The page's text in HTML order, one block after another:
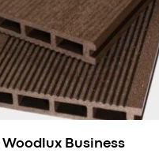
Woodlux Business